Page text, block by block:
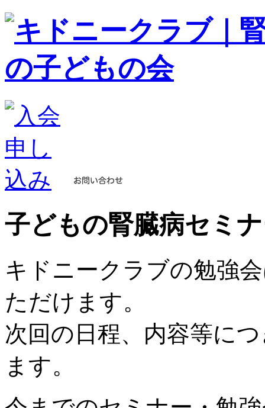
子どもの腎臓病セミ
キドニークラブの勉強
ただけます。
次回の日程、内容等に
ます。